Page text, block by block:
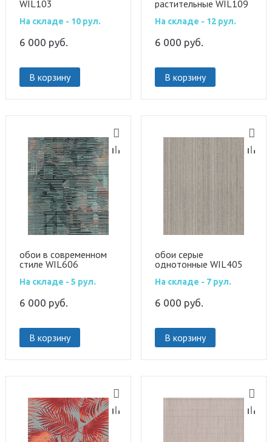
WIL103
На складе - 10 рул.
6 000 руб.
В корзину
растительные WIL109
На складе - 12 рул.
6 000 руб.
В корзину
обои в современном
стиле WIL606
На складе - 5 рул.
6 000 руб.
В корзину
обои серые
однотонные WIL405
На складе - 7 рул.
6 000 руб.
В корзину